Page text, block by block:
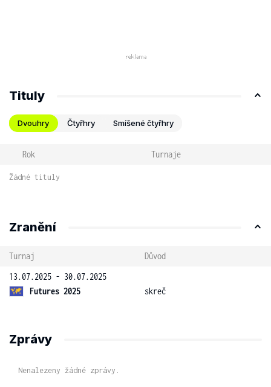
Tituly
Dvouhry Čtyřhry Smíšené čtyřhry
Rok Turnaje
Žádné tituly
Zranění
Turnaj
Důvod
13.07.2025 - 30.07.2025
Futures 2025
skreč
Zprávy
Nenalezeny žádné zprávy.